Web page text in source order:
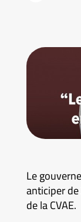
Le
anticiper
de la CVAE.